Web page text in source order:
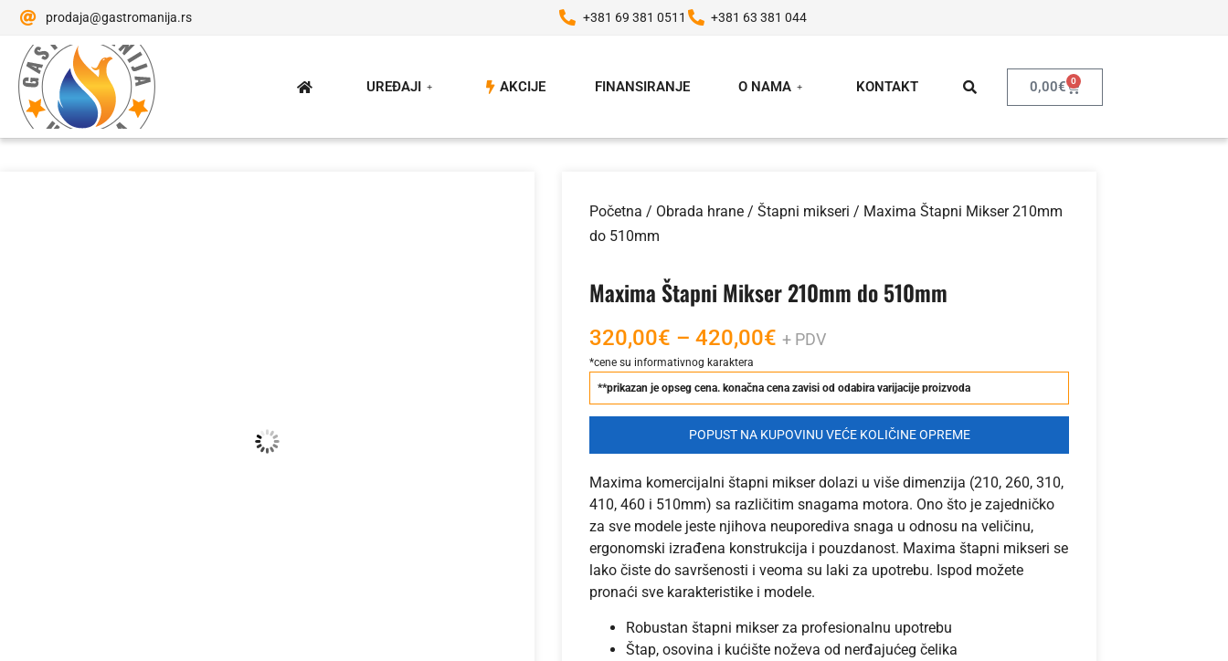
prodaja@gastromanija.rs +381 69 381 0511 +381 63 381 044
UREĐAJI AKCIJE FINANSIRANJE O NAMA KONTAKT 0,00€ 0
Početna / Obrada hrane / Štapni mikseri / Maxima Štapni Mikser 210mm
do 510mm
Maxima Štapni Mikser 210mm do 510mm
320,00€ – 420,00€ + PDV
POPUST NA KUPOVINU VEĆE KOLIČINE OPREME
Maxima komercijalni štapni mikser dolazi u više dimenzija (210, 260, 310,
410, 460 i 510mm) sa različitim snagama motora. Ono što je zajedničko
za sve modele jeste njihova neuporediva snaga u odnosu na veličinu,
ergonomski izrađena konstrukcija i pouzdanost. Maxima štapni mikseri se
lako čiste do savršenosti i veoma su laki za upotrebu. Ispod možete
pronaći sve karakteristike i modele.
Robustan štapni mikser za profesionalnu upotrebu
Štap, osovina i kućište noževa od nerđajućeg čelika